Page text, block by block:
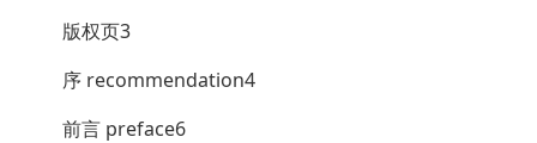
版权页3
序 recommendation4
前言 preface6